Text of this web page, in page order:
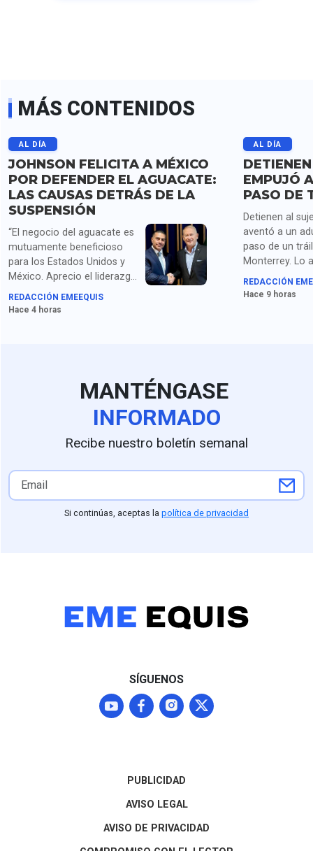
MÁS CONTENIDOS
AL DÍA
JOHNSON FELICITA A MÉXICO
POR DEFENDER EL AGUACATE:
LAS CAUSAS DETRÁS DE LA
SUSPENSIÓN
“El negocio del aguacate es
mutuamente beneficioso
para los Estados Unidos y
México. Aprecio el liderazgo
de la presidenta Sheinbaum
y los compromisos de
principal obstáculo.
REDACCIÓN EMEEQUIS
Hace 4 horas
AL DÍA
EMPUJÓ
PASO DE
Detienen al
aventó a un
paso de un
Monterrey. Lo
homicidio y
droga.
REDACCIÓN
Hace 9 horas
MANTÉNGASE
INFORMADO
Recibe nuestro boletín semanal
Si continúas, aceptas la política de privacidad
SÍGUENOS
PUBLICIDAD
AVISO LEGAL
AVISO DE PRIVACIDAD